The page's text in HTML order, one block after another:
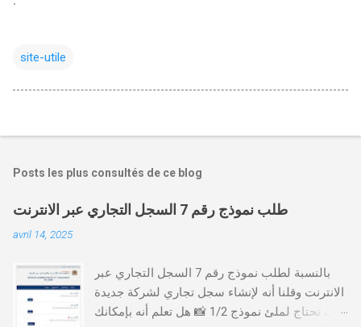
site-utile
Posts les plus consultés de ce blog
طلب نموذج رقم 7 السجل التجاري عبر الانترنت
avril 14, 2025
بالنسبة لطلب نموذج رقم 7 السجل التجاري عبر
الانترنت وقلنا أنه لإنشاء سجل تجاري لشركة جديدة
أنت تحتاج لملئ نموذج 1/2 📸 هل تعلم أنه بإمكانك